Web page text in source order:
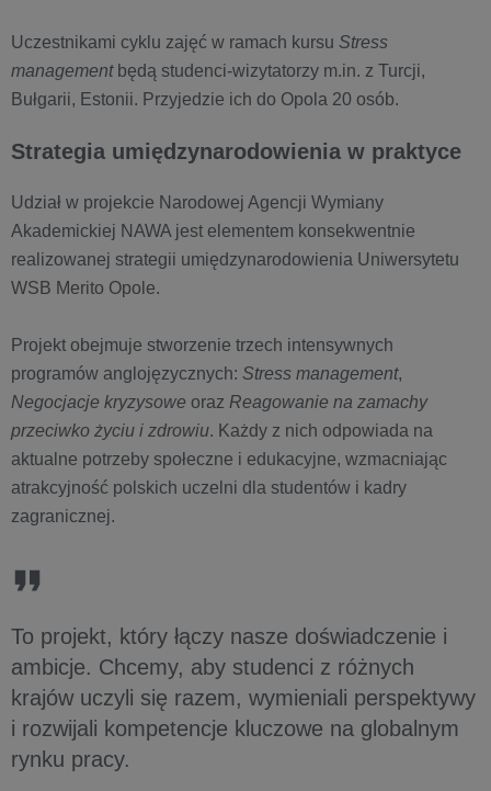
Uczestnikami cyklu zajęć w ramach kursu Stress
managementbędą studenci-wizytatorzy m.in. z Turcji,
Bułgarii, Estonii. Przyjedzie ich do Opola 20 osób.
Strategia umiędzynarodowienia w praktyce
Udział w projekcie Narodowej Agencji Wymiany
Akademickiej NAWA jest elementem konsekwentnie
realizowanej strategii umiędzynarodowienia Uniwersytetu
WSB Merito Opole.
Projekt obejmuje stworzenie trzech intensywnych
programów anglojęzycznych: Stress management,
Negocjacje kryzysowe oraz Reagowanie na zamachy
przeciwko życiu i zdrowiu. Każdy z nich odpowiada na
aktualne potrzeby społeczne i edukacyjne, wzmacniając
atrakcyjność polskich uczelni dla studentów i kadry
zagranicznej.
To projekt, który łączy nasze doświadczenie i
ambicje. Chcemy, aby studenci z różnych
krajów uczyli się razem, wymieniali perspektywy
i rozwijali kompetencje kluczowe na globalnym
rynku pracy.